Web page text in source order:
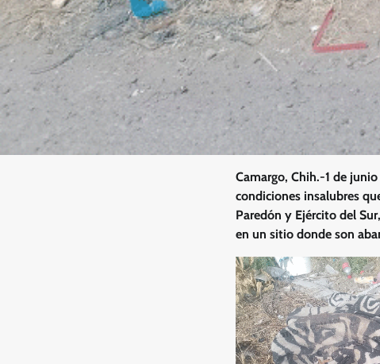
Camargo, Chih.-1 de
condiciones insalubres
Paredón y Ejército del
en un sitio donde son